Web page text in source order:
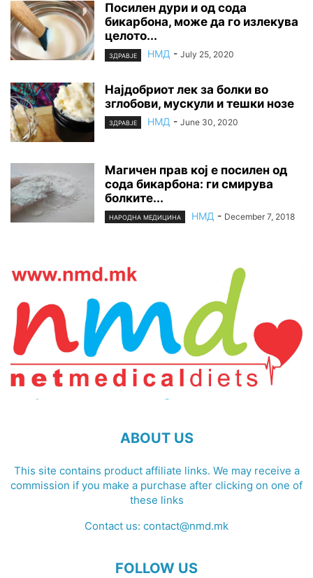
Посилен дури и од сода
бикарбона, може да го излекува
целото...
ЗДРАВЈЕ НМД - July 25, 2020
Најдобриот лек за болки во
зглобови, мускули и тешки нозе
ЗДРАВЈЕ НМД - June 30, 2020
Магичен прав кој е посилен од
сода бикарбона: ги смирува
болките...
НАРОДНА МЕДИЦИНА НМД - December 7, 2018
ABOUT US
This site contains product affiliate links. We may receive a
commission if you make a purchase after clicking on one of
these links
Contact us: contact@nmd.mk
FOLLOW US